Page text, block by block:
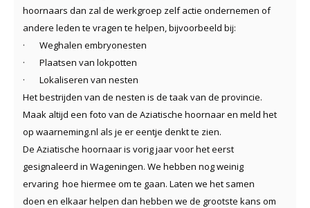
hoornaars dan zal de werkgroep zelf actie ondernemen of
andere leden te vragen te helpen, bijvoorbeeld bij:
· Weghalen embryonesten
· Plaatsen van lokpotten
· Lokaliseren van nesten
Het bestrijden van de nesten is de taak van de provincie.
Maak altijd een foto van de Aziatische hoornaar en meld het
op waarneming.nl als je er eentje denkt te zien.
De Aziatische hoornaar is vorig jaar voor het eerst
gesignaleerd in Wageningen. We hebben nog weinig
ervaring hoe hiermee om te gaan. Laten we het samen
doen en elkaar helpen dan hebben we de grootste kans om